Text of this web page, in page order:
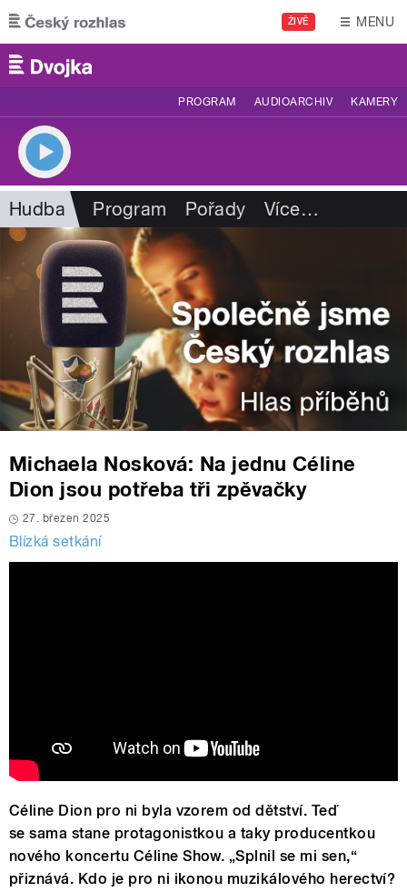
Přejít k hlavnímu obsahu
ŽIVĚ MENU
PROGRAM AUDIOARCHIV KAMERY
Hudba Program Pořady Více…
Michaela Nosková: Na jednu Céline
Dion jsou potřeba tři zpěvačky
27. březen 2025
Blízká setkání
Céline Dion pro ni byla vzorem od dětství. Teď
se sama stane protagonistkou a taky producentkou
nového koncertu Céline Show. „Splnil se mi sen,“
přiznává. Kdo je pro ni ikonou muzikálového herectví?